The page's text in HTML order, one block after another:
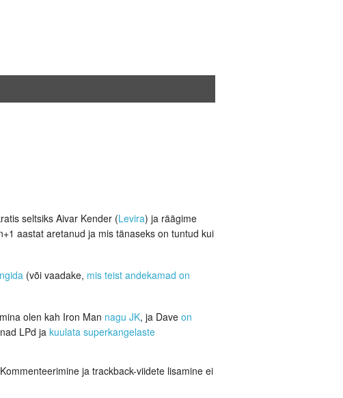
seltsiks Aivar Kender (Levira) ja räägime
aastat aretanud ja mis tänaseks on tuntud kui
(või vaadake, mis teist andekamad on
olen kah Iron Man nagu JK, ja Daveon
LPd jakuulata superkangelaste
ja trackback-viidete lisamine ei